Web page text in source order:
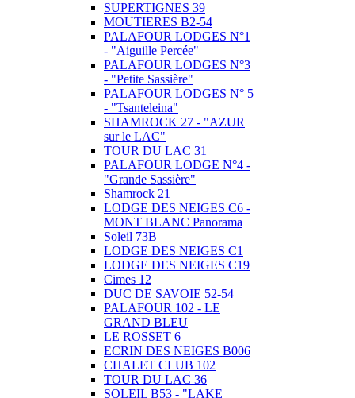
SUPERTIGNES 39
MOUTIERES B2-54
PALAFOUR LODGES N°1
- "Aiguille Percée"
PALAFOUR LODGES N°3
- "Petite Sassière"
PALAFOUR LODGES N° 5
- "Tsanteleina"
SHAMROCK 27 - "AZUR
sur le LAC"
TOUR DU LAC 31
PALAFOUR LODGE N°4 -
"Grande Sassière"
Shamrock 21
LODGE DES NEIGES C6 -
MONT BLANC Panorama
Soleil 73B
LODGE DES NEIGES C1
LODGE DES NEIGES C19
Cimes 12
DUC DE SAVOIE 52-54
PALAFOUR 102 - LE
GRAND BLEU
LE ROSSET 6
ECRIN DES NEIGES B006
CHALET CLUB 102
TOUR DU LAC 36
SOLEIL B53 - "LAKE